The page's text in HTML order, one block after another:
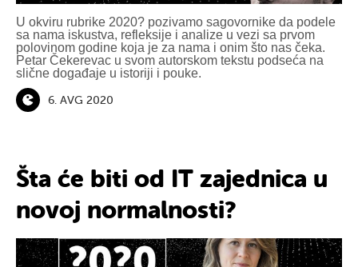
U okviru rubrike 2020? pozivamo sagovornike da podele
sa nama iskustva, refleksije i analize u vezi sa prvom
polovinom godine koja je za nama i onim što nas čeka.
Petar Čekerevac u svom autorskom tekstu podseća na
slične događaje u istoriji i pouke.
6. AVG 2020
Šta će biti od IT zajednica u
novoj normalnosti?